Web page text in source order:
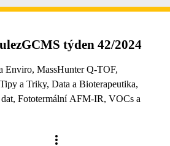
týden 42/2024
Enviro, MassHunter Q-TOF,
a Triky, Data a Bioterapeutika,
Fototermální AFM-IR, VOCs a